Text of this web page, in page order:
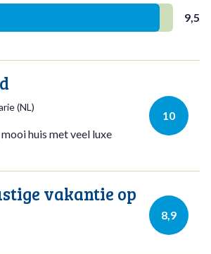
9,5
(NL)
10
huis met veel luxe
vakantie op
8,9